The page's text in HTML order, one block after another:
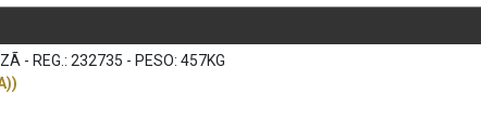
- REG.: 232735 - PESO: 457KG